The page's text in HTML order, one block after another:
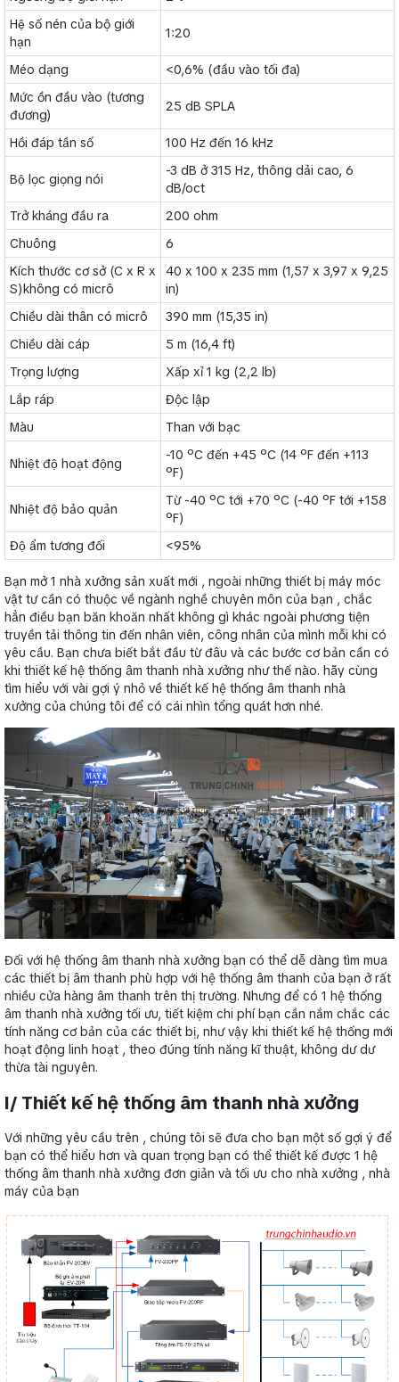
Hệ số nén của bộ giới
hạn
1:20
Méo dạng
<0,6% (đầu vào tối đa)
Mức ồn đầu vào (tương
đương)
25 dB SPLA
Hồi đáp tần số 100 Hz đến 16 kHz
Bộ lọc giọng nói
-3 dB ở 315 Hz, thông dải cao, 6
dB/oct
Trở kháng đầu ra
200 ohm
Chuông
6
Kích thước cơ sở (C x R x
S)không có micrô
40 x 100 x 235 mm (1,57 x 3,97 x 9,25
in)
Chiều dài thân có micrô
390 mm (15,35 in)
Chiều dài cáp
5 m (16,4 ft)
Trọng lượng
Xấp xỉ 1 kg (2,2 lb)
Lắp ráp
Độc lập
Màu
Than với bạc
Nhiệt độ hoạt động
-10 ºC đến +45 ºC (14 ºF đến +113
ºF)
Nhiệt độ bảo quản
Từ -40 ºC tới +70 ºC (-40 ºF tới +158
ºF)
Độ ẩm tương đối
<95%
Bạn mở 1 nhà xưởng sản xuất mới , ngoài những thiết bị máy móc
vật tư cần có thuộc về ngành nghề chuyên môn của bạn , chắc
hẳn điều bạn băn khoăn nhất không gì khác ngoài phương tiện
truyền tải thông tin đến nhân viên, công nhân của mình mỗi khi có
yêu cầu. Bạn chưa biết bắt đầu từ đâu và các bước cơ bản cần có
khi thiết kế hệ thống âm thanh nhà xưởng như thế nào. hãy cùng
tìm hiểu với vài gợi ý nhỏ về thiết kế hệ thống âm thanh nhà
xưởng của chúng tôi để có cái nhìn tổng quát hơn nhé.
Đối với hệ thống âm thanh nhà xưởng bạn có thể dễ dàng tìm mua
các thiết bị âm thanh phù hợp với hệ thống âm thanh của bạn ở rất
nhiều cửa hàng âm thanh trên thị trường. Nhưng để có 1 hệ thống
âm thanh nhà xưởng tối ưu, tiết kiệm chi phí bạn cần nắm chắc các
tính năng cơ bản của các thiết bị, như vậy khi thiết kế hệ thống mới
hoạt động linh hoạt , theo đúng tính năng kĩ thuật, không dư dư
thừa tài nguyên.
I/ Thiết kế hệ thống âm thanh nhà xưởng
Với những yêu cầu trên , chúng tôi sẽ đưa cho bạn một số gợi ý để
bạn có thể hiểu hơn và quan trọng bạn có thể thiết kế được 1 hệ
thống âm thanh nhà xưởng đơn giản và tối ưu cho nhà xưởng , nhà
máy của bạn